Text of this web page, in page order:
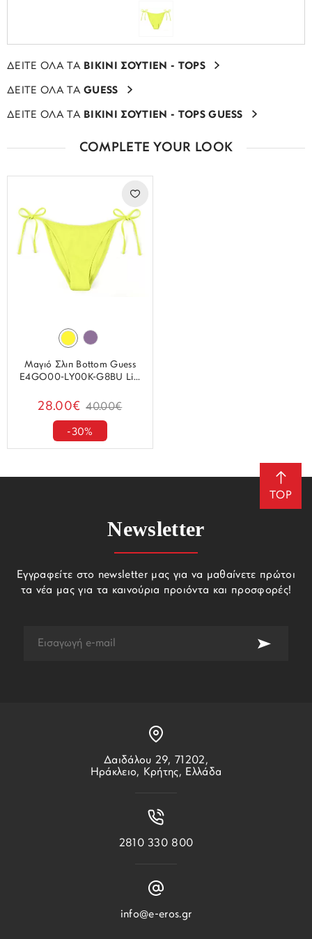
ΔΕΙΤΕ ΟΛΑ ΤΑ BIKINI ΣΟΥΤΙΕΝ - TOPS
ΔΕΙΤΕ ΟΛΑ ΤΑGUESS
ΔΕΙΤΕ ΟΛΑ ΤΑ BIKINI ΣΟΥΤΙΕΝ - TOPS GUESS
COMPLETE YOUR LOOK
Μαγιό Σλιπ Bottom Guess
E4GO00-LY00K-G8BU Li...
28.00€ 40.00€
-30%
TOP
Δαιδάλου 29, 71202,
Ηράκλειο, Κρήτης, Ελλάδα
2810 330 800
info@e-eros.gr
Newsletter
Εγγραφείτε στο newsletter μας για να μαθαίνετε πρώτοι
τα νέα μας για τα καινούρια προιόντα και προσφορές!